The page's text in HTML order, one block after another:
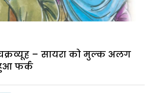
– सायरा को मुल्क अलग
फर्क